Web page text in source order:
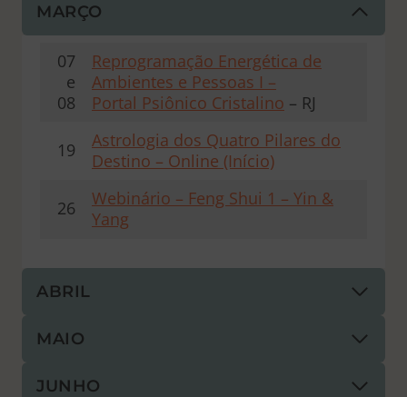
MARÇO
07
e
08
Reprogramação Energética de
Ambientes e Pessoas I –
Portal Psiônico Cristalino – RJ
19
Astrologia dos Quatro Pilares do
Destino – Online (Início)
26
Webinário – Feng Shui 1 – Yin &
Yang
ABRIL
MAIO
JUNHO